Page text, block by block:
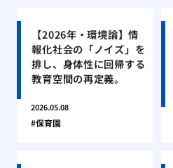
【2026年・環境論】情
報化社会の「ノイズ」を
排し、身体性に回帰する
教育空間の再定義。
2026.05.08
保育園